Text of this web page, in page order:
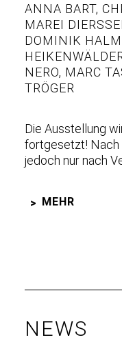
ANNA BART,
MAREI DIERSSEN
DOMINIK
NERO, MARC
TRÖGER
Die Ausstellung
fortgesetzt! Nach
jedoch nur nach
MEHR
NEWS